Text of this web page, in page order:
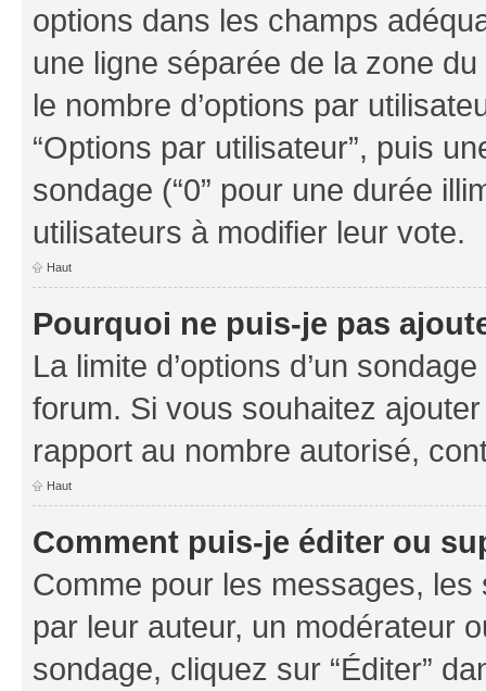
options dans les champs
une ligne séparée de la zone
le nombre d’options par
“Options par utilisateur”, puis
sondage (“0” pour une durée
utilisateurs à modifier leur vote.
Haut
Pourquoi ne puis-je pas
La limite d’options d’un
forum. Si vous souhaitez
rapport au nombre autorisé,
Haut
Comment puis-je éditer ou
Comme pour les messages,
par leur auteur, un modérateur
sondage, cliquez sur “Éditer”